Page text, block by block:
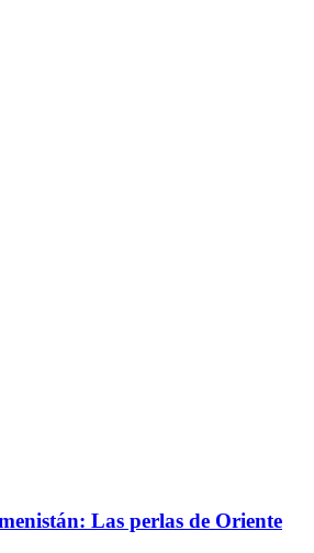
Las perlas de Oriente